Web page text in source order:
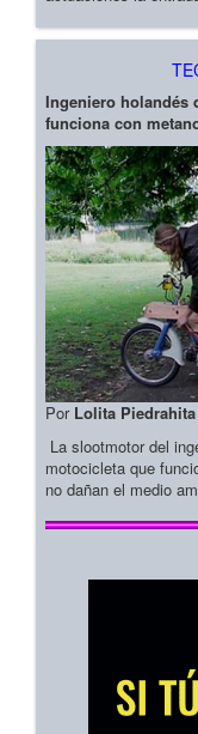
Ingeniero holandés
funciona con
Por Lolita Piedrahita
La slootmotor del
motocicleta que
no dañan el medio